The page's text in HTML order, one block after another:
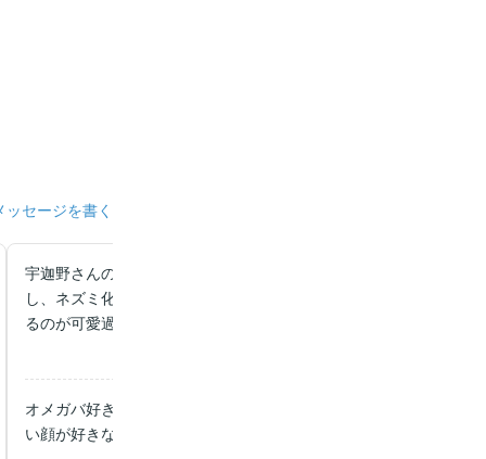
ッセージを書く
宇迦野さんのあの感じ好きです！ さちおの斜めから見がちマイン
し、ネズミ化したまんまるがめっちゃ可愛い！ぽんっ！って無防備
るのが可愛過ぎますー！
オメガバ好きで動物性好きな人にはたまらない作品でした… それ
い顔が好きな私にとっては本当に良作で、ありがとうございます…